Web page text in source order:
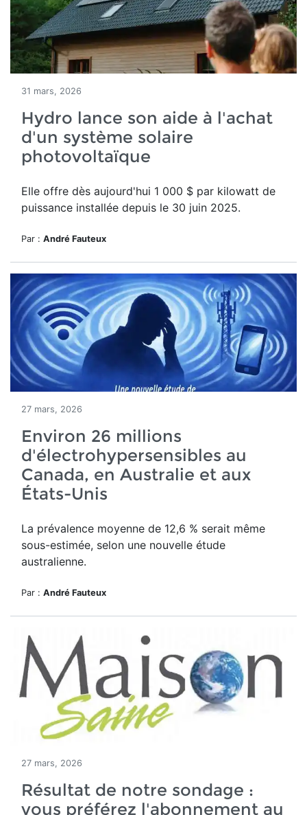
31 mars, 2026
Hydro lance son aide à l'achat
d'un système solaire
photovoltaïque
Elle offre dès aujourd'hui 1 000 $ par kilowatt de
puissance installée depuis le 30 juin 2025.
Par : André Fauteux
27 mars, 2026
Environ 26 millions
d'électrohypersensibles au
Canada, en Australie et aux
États-Unis
La prévalence moyenne de 12,6 % serait même
sous-estimée, selon une nouvelle étude
australienne.
Par : André Fauteux
27 mars, 2026
Résultat de notre sondage :
vous préférez l'abonnement au